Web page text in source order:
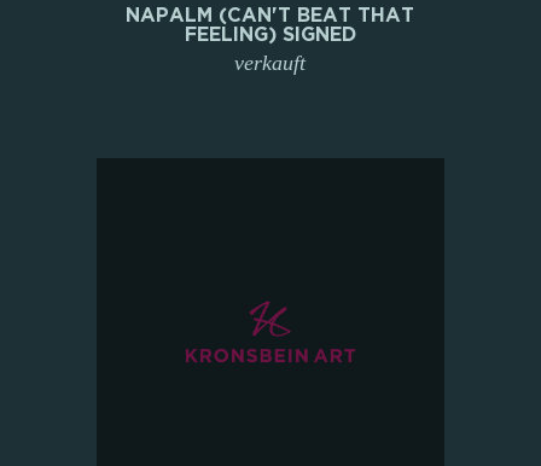
NAPALM (CAN'T BEAT THAT
FEELING) SIGNED
verkauft